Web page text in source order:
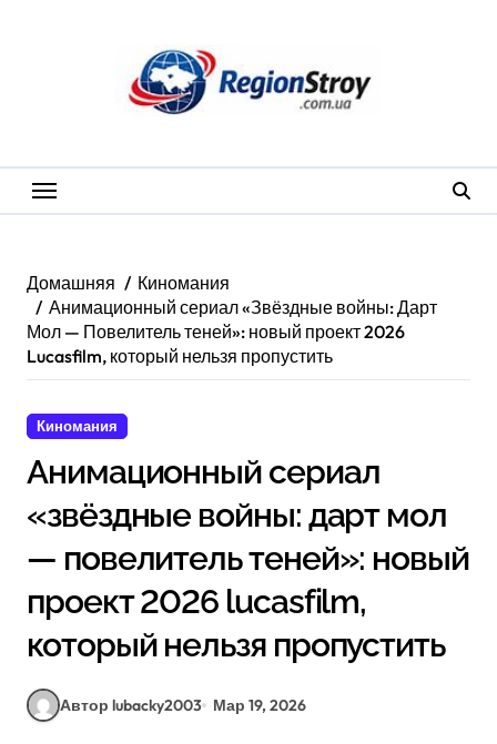
Домашняя
Киномания
Анимационный сериал «Звёздные войны: Дарт
Мол — Повелитель теней»: новый проект 2026
Lucasfilm, который нельзя пропустить
Киномания
анимационный сериал
«звёздные войны: дарт мол
— повелитель теней»: новый
проект 2026 lucasfilm,
который нельзя пропустить
Автор lubacky2003 Мар 19, 2026